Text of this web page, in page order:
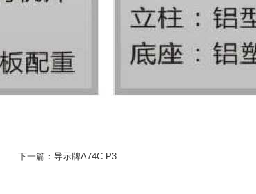
下一篇： 导示牌A74C-P3